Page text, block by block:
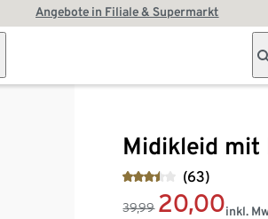
Angebote in Filiale & Supermarkt
Midikleid mit
(63)
39,99 20,00inkl.